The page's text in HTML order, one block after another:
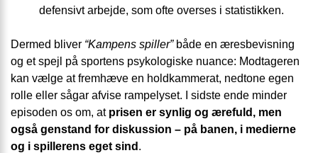
defensivt arbejde, som ofte overses i statistikken.
Dermed bliver “Kampens spiller”både en æresbevisning
og et spejl på sportens psykologiske nuance: Modtageren
kan vælge at fremhæve en holdkammerat, nedtone egen
rolle eller sågar afvise rampelyset. I sidste ende minder
episoden os om, at prisen er synlig og ærefuld, men
også genstand for diskussion – på banen, i medierne
og i spillerens eget sind .